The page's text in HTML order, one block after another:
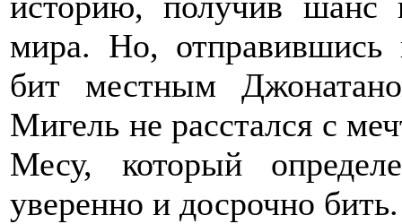
мира. Но, отправившись
бит местным
Мигель не расстался с
Месу, который
уверенно и досрочно бить.